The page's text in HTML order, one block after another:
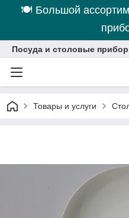
🍽 Большой
Посуда и столовые
Товары и услуги